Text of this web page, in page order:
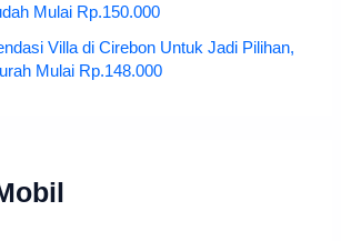
Mulai Rp.150.000
Villa di Cirebon Untuk Jadi Pilihan,
Mulai Rp.148.000